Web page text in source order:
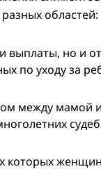
областей:
но и
по уходу за
между мамой
которых